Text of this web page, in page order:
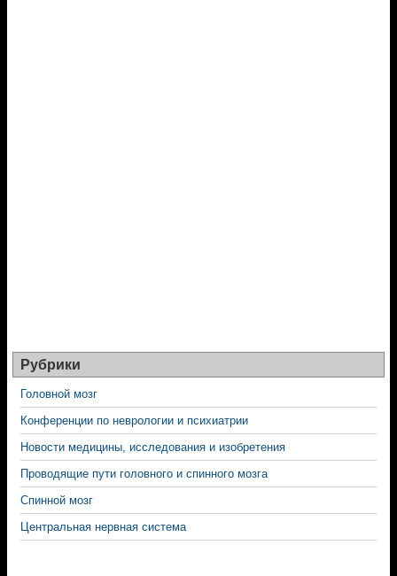
Рубрики
Головной мозг
Конференции по неврологии и психиатрии
Новости медицины, исследования и изобретения
Проводящие пути головного и спинного мозга
Спинной мозг
Центральная нервная система